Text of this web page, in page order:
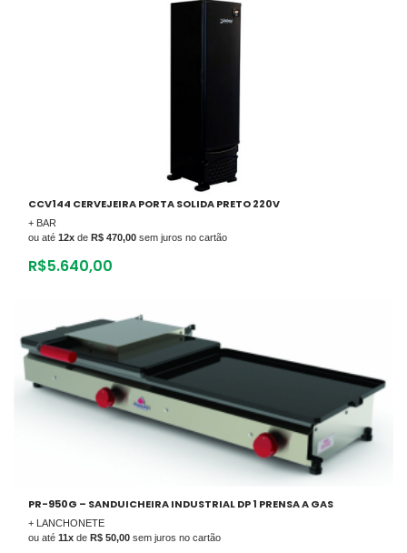
CCV144 CERVEJEIRA PORTA SOLIDA PRETO 220V
+ BAR
ou até 12x de R$ 470,00 sem juros no cartão
R$5.640,00
PR-950G – SANDUICHEIRA INDUSTRIAL DP 1 PRENSA A GAS
+ LANCHONETE
ou até 11x de R$ 50,00 sem juros no cartão